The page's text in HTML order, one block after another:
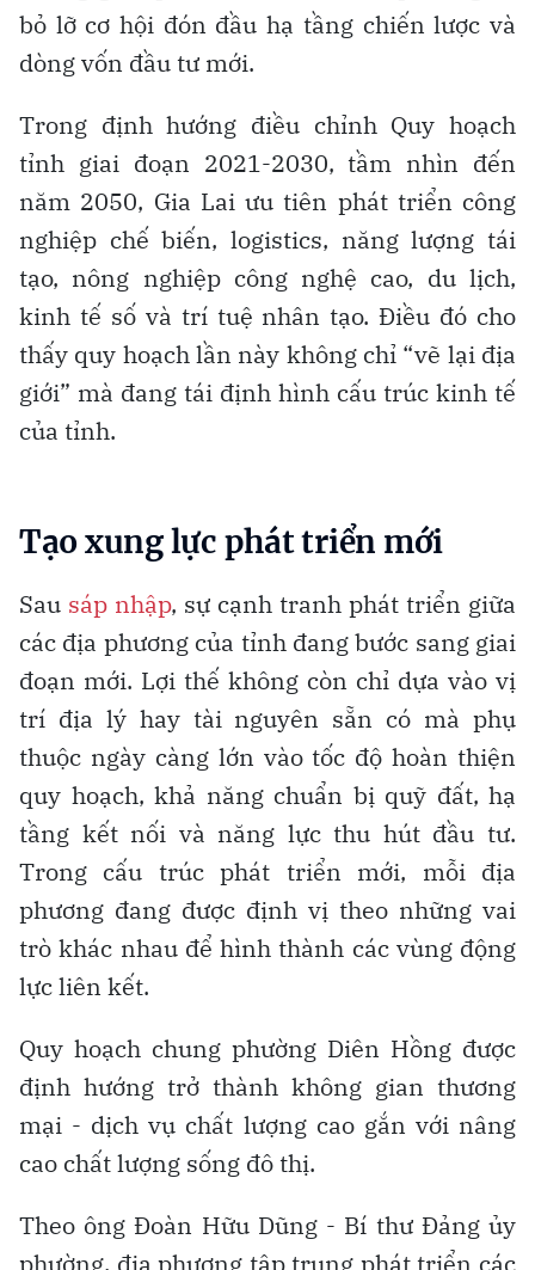
bỏ lỡ cơ hội đón đầu hạ tầng chiến lược và
dòng vốn đầu tư mới.
Trong định hướng điều chỉnh Quy hoạch
tỉnh giai đoạn 2021-2030, tầm nhìn đến
năm 2050, Gia Lai ưu tiên phát triển công
nghiệp chế biến, logistics, năng lượng tái
tạo, nông nghiệp công nghệ cao, du lịch,
kinh tế số và trí tuệ nhân tạo. Điều đó cho
thấy quy hoạch lần này không chỉ “vẽ lại địa
giới” mà đang tái định hình cấu trúc kinh tế
của tỉnh.
Tạo xung lực phát triển mới
Sau sáp nhập, sự cạnh tranh phát triển giữa
các địa phương của tỉnh đang bước sang giai
đoạn mới. Lợi thế không còn chỉ dựa vào vị
trí địa lý hay tài nguyên sẵn có mà phụ
thuộc ngày càng lớn vào tốc độ hoàn thiện
quy hoạch, khả năng chuẩn bị quỹ đất, hạ
tầng kết nối và năng lực thu hút đầu tư.
Trong cấu trúc phát triển mới, mỗi địa
phương đang được định vị theo những vai
trò khác nhau để hình thành các vùng động
lực liên kết.
Quy hoạch chung phường Diên Hồng được
định hướng trở thành không gian thương
mại - dịch vụ chất lượng cao gắn với nâng
cao chất lượng sống đô thị.
Theo ông Đoàn Hữu Dũng - Bí thư Đảng ủy
phường, địa phương tập trung phát triển các